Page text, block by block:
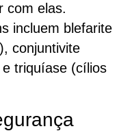
com elas.
incluem blefarite
conjuntivite
triquíase (cílios